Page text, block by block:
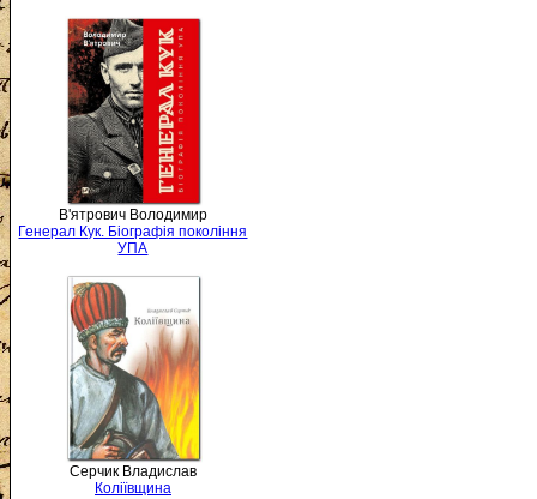
В'ятрович Володимир
Генерал Кук. Біографія покоління
УПА
Серчик Владислав
Коліївщина